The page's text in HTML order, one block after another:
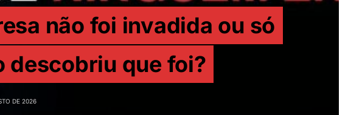
não foi invadida ou só
descobriu que foi?
DE 2026